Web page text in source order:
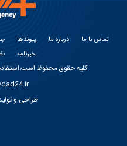
تماس با ما درباره ما پیوندها
خبرنامه
کلیه حقوق محفوظ
طراحی و